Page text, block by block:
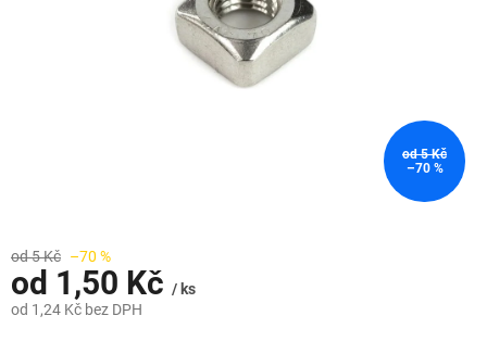
od 5 Kč
–70 %
od 5 Kč –70 %
od 1,50 Kč / ks
od 1,24 Kč bez DPH